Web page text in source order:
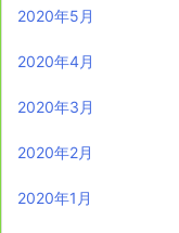
2020年5月
2020年4月
2020年3月
2020年2月
2020年1月